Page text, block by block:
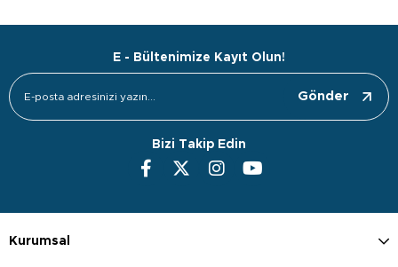
E - Bültenimize Kayıt Olun!
Gönder
Bizi Takip Edin
Kurumsal